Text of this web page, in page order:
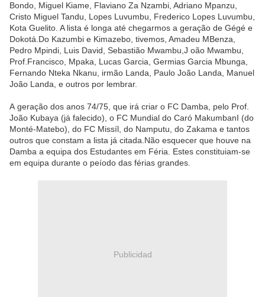
Bondo, Miguel Kiame, Flaviano Za Nzambi, Adriano Mpanzu,
Cristo Miguel Tandu, Lopes Luvumbu, Frederico Lopes Luvumbu,
Kota Guelito. A lista é longa até chegarmos a geração de Gégé e
Dokotá.Do Kazumbi e Kimazebo, tivemos, Amadeu MBenza,
Pedro Mpindi, Luis David, Sebastião Mwambu,J oão Mwambu,
Prof.Francisco, Mpaka,
Lucas Garcia, Germias Garcia Mbunga,
Fernando Nteka Nkanu, irmão Landa, Paulo João Landa, Manuel
João Landa, e outros por lembrar.
A geração dos anos 74/75, que irá criar o FC Damba, pelo Prof.
João Kubaya (já falecido), o FC Mundial do Caró MakumbanI (do
Monté-Matebo), do FC Missíl, do Namputu, do Zakama e tantos
outros que constam a lista já citada.Não esquecer que houve na
Damba a equipa dos Estudantes em Féria. Estes constituiam-se
em equipa durante o peíodo das férias grandes.
Publicidad